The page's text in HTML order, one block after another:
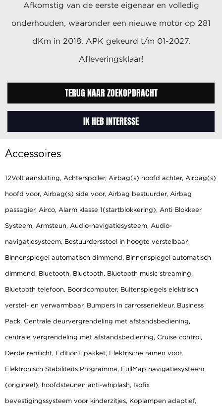
Afkomstig van de eerste eigenaar en volledig
onderhouden, waaronder een nieuwe motor op 281
dKm in 2018. APK gekeurd t/m 01-2027.
Afleveringsklaar!
TERUG NAAR ZOEKOPDRACHT
IK HEB INTERESSE
Accessoires
12Volt aansluiting, Achterspoiler, Airbag(s) hoofd achter, Airbag(s)
hoofd voor, Airbag(s) side voor, Airbag bestuurder, Airbag
passagier, Airco, Alarm klasse 1(startblokkering), Anti Blokkeer
Systeem, Armsteun, Audio-navigatiesysteem, Audio-
navigatiesysteem, Bestuurdersstoel in hoogte verstelbaar,
Binnenspiegel automatisch dimmend, Binnenspiegel automatisch
dimmend, Bluetooth, Bluetooth, Bluetooth music streaming,
Bluetooth telefoon, Boordcomputer, Buitenspiegels elektrisch
verstel- en verwarmbaar, Bumpers in carrosseriekleur, Business
Pack, Centrale deurvergrendeling met afstandsbediening,
centrale vergrendeling met afstandsbediening, Cruise control,
Derde remlicht, Edition+ pakket, Elektrische ramen voor,
Elektronisch Stabiliteits Programma, FullMap navigatiesysteem
(origineel), hoofdsteunen anti-whiplash, Isofix
bevestigingssysteem voor kinderzitjes, Koplampen adaptief,